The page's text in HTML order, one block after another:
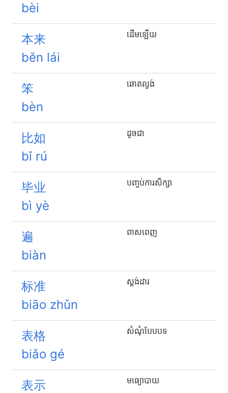
bèi
本来
běn lái
ដើមឡើយ
笨
bèn
ឆោតល្ងង់
比如
bǐ rú
ដូចជា
毕业
bì yè
បញ្ចប់ការសិក្សា
遍
biàn
ពាសពេញ
标准
biāo zhǔn
ស្តង់ដារ
表格
biǎo gé
សំណុំបែបបទ
表示
មធ្យោបាយ